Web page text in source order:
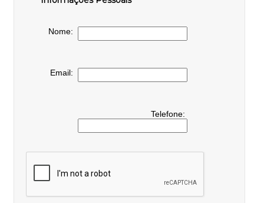
Nome:
Email:
Telefone: